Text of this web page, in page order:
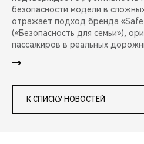
безопасности модели в
отражает подход бренда
(«Безопасность для семьи»),
пассажиров в реальных
К СПИСКУ НОВОСТЕЙ